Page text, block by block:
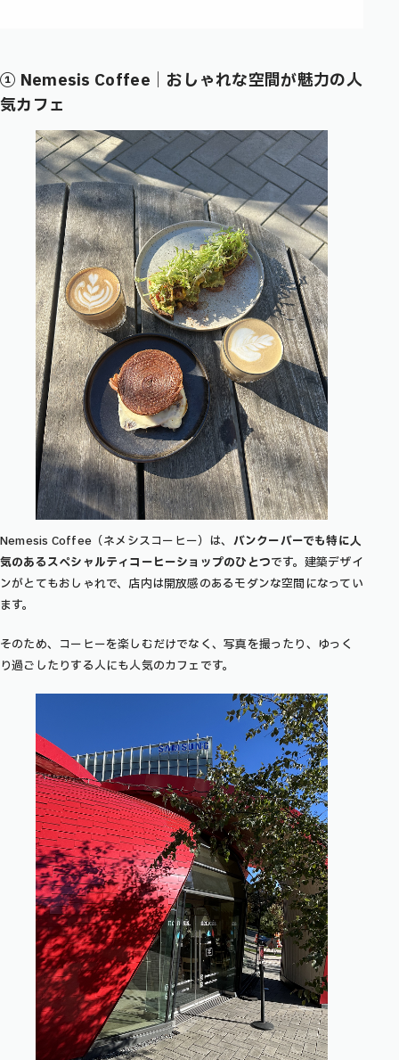
① Nemesis Coffee｜おしゃれな空間が魅力の人
気カフェ
Nemesis Coffee（ネメシスコーヒー）は、 バンクーバーでも特に人
気のあるスペシャルティコーヒーショップのひとつです。建築デザイ
ンがとてもおしゃれで、店内は開放感のあるモダンな空間になってい
ます。
そのため、コーヒーを楽しむだけでなく、写真を撮ったり、ゆっく
り過ごしたりする人にも人気のカフェです。